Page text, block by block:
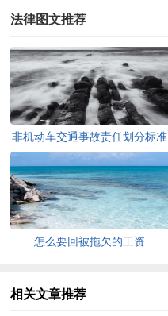
法律图文推荐
非机动车交通事故责任划分标准
怎么要回被拖欠的工资
相关文章推荐